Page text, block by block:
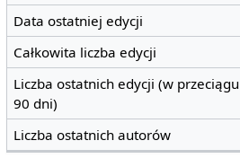
Data ostatniej edycji
Całkowita liczba edycji
Liczba ostatnich edycji (w przeciągu
90 dni)
Liczba ostatnich autorów